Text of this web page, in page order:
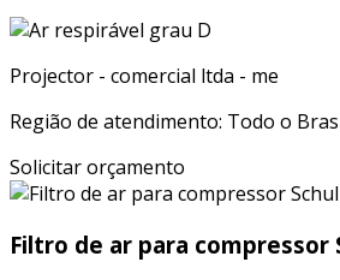
Projector - comercial ltda - me
Região de atendimento: Todo o
Solicitar orçamento
Filtro de ar para compressor